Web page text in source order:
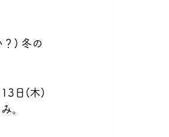
) 冬の
13日(木)
。